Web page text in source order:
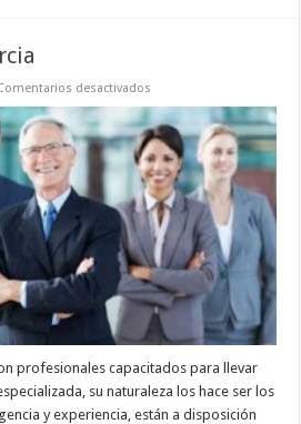
desactivados
de
Murcia
profesionales capacitados para llevar
su naturaleza los hace ser los
y experiencia, están a disposición